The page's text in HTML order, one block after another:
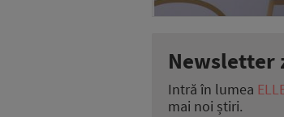
Newsletter
Intră în lumea
mai noi știri.